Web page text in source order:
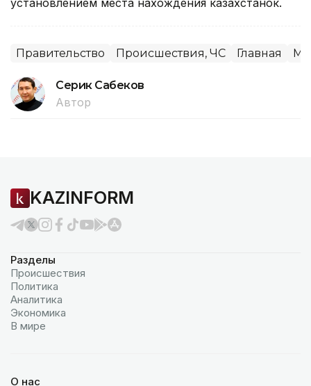
Правительство Происшествия, ЧС Главная
Серик Сабеков
Автор
KAZINFORM
Разделы
Происшествия
Политика
Аналитика
Экономика
В мире
О нас